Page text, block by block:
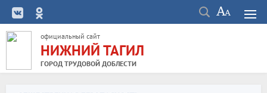
официальный сайт
НИЖНИЙ ТАГИЛ
ГОРОД ТРУДОВОЙ ДОБЛЕСТИ